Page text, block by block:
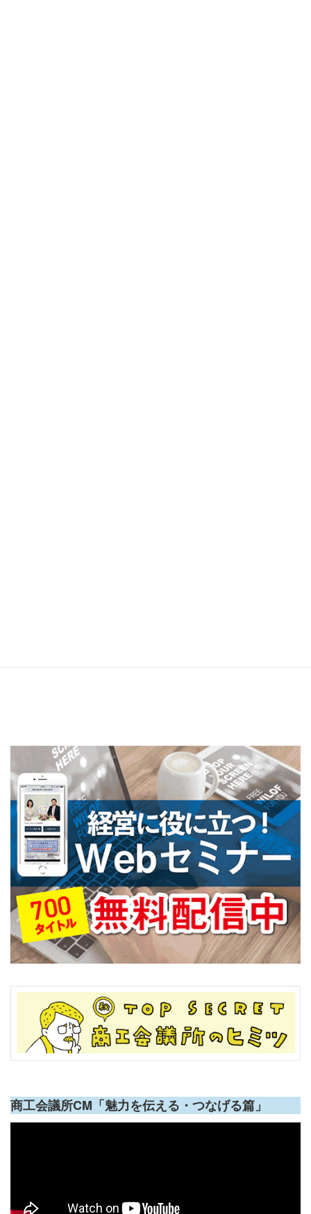
商工会議所CM「魅力を伝える・つなげる篇」